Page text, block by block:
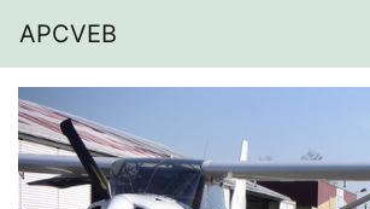
APCVEB